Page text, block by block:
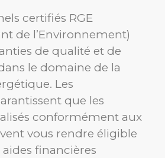
certifiés RGE
de l’Environnement)
de qualité et de
le domaine de la
Les
que les
conformément aux
vous rendre éligible
financières